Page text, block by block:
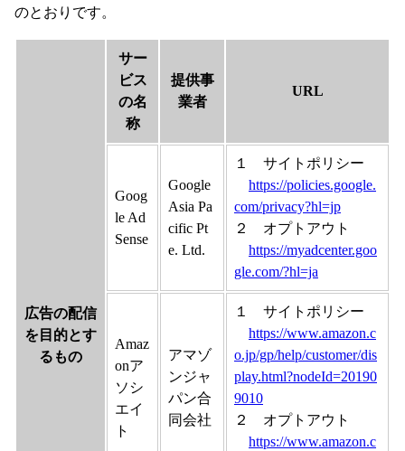
のとおりです。
広告の配信
を目的とす
るもの
サー
ビス
の名
称
提供事
業者
URL
Goog
le Ad
Sense
Google
Asia Pa
cific Pt
e. Ltd.
１ サイトポリシー
https://policies.google.
com/privacy?hl=jp
２ オプトアウト
https://myadcenter.goo
gle.com/?hl=ja
Amaz
onア
ソシ
エイ
ト
アマゾ
ンジャ
パン合
同会社
１ サイトポリシー
https://www.amazon.c
o.jp/gp/help/customer/dis
play.html?nodeId=20190
9010
２ オプトアウト
https://www.amazon.c